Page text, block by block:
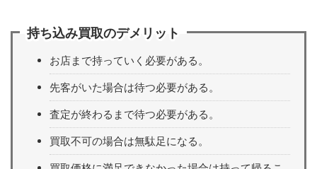
持ち込み買取のデメリット
お店まで持っていく必要がある。
先客がいた場合は待つ必要がある。
査定が終わるまで待つ必要がある。
買取不可の場合は無駄足になる。